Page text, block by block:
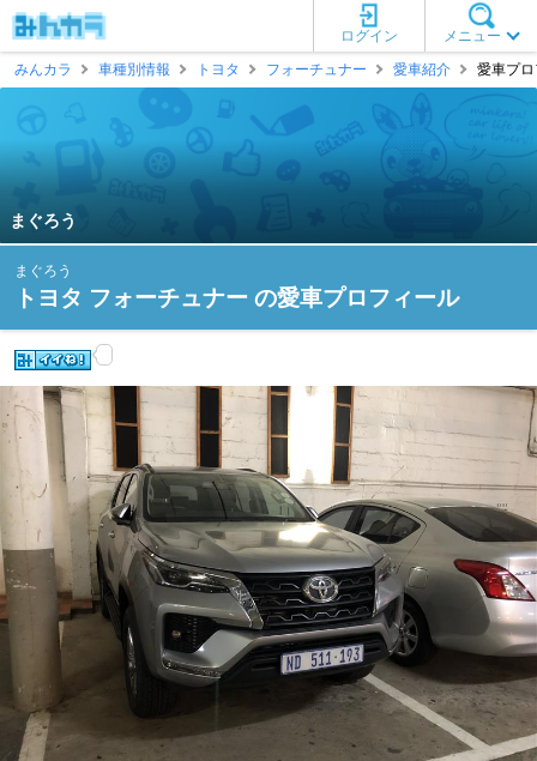
メニュー
ログイン
みんカラ
車種別情報 トヨタ フォーチュナー 愛車紹介 愛車プ
まぐろう
まぐろう
トヨタ フォーチュナー の愛車プロフィール